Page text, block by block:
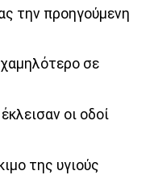
την προηγούμενη
σε
οι οδοί
της υγιούς